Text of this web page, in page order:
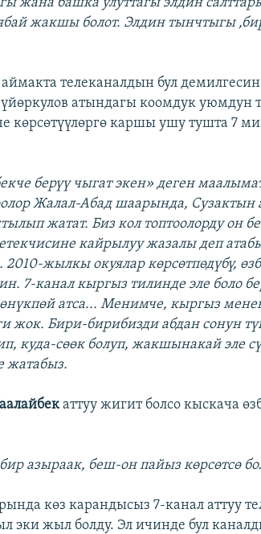
жакшы болот. Элдин тынчтыгы
телеканалдын бул
атындагы коомдук уюмдун
көрсөтүүлөргө каршы ушу тушта 7
берүү чыгат экен» деген
Жалал-Абад шаарында,
жатат. Биз кол топтоолорду он
кайрылуу жазалы деп
2010-жылкы окуялар көрсөтпөдүбү,
7-канал кыргыз тилинде эле боло
атса... Менимче, кыргыз
жок. Бири-бирибизди абдан сонун
куда-сөөк болуп, жакшынакай эле
жатабыз.
аттуу жигит болсо кыскача
азыраак, беш-он пайыз көрсөтсө
көз карандысыз 7-канал аттуу
эки жыл болду. Эл ичинде бул